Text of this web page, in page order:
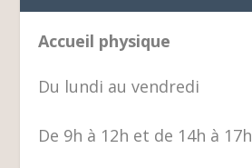
Accueil physique
Du lundi au vendredi
De 9h à 12h et de 14h à 17h